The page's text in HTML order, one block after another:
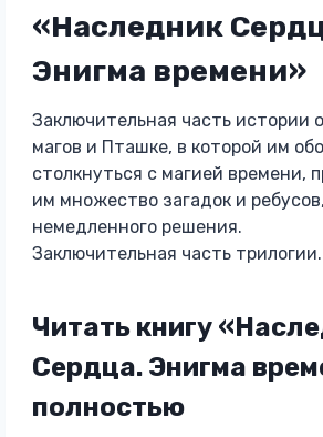
«Наследник
Энигма времени»
Заключительная часть истории
магов и Пташке, в которой им
столкнуться с магией времени,
им множество загадок и
немедленного решения.
Заключительная часть трилогии.
Читать книгу
Сердца. Энигма
полностью